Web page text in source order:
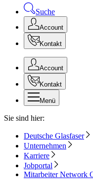
Suche
Account
Kontakt
Account
Kontakt
Menü
Sie sind hier:
Deutsche Glasfaser
Unternehmen
Karriere
Jobportal
Mitarbeiter Network